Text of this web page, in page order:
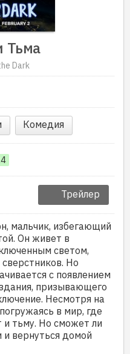
Тьма
Dark
Комедия
Трейлер
мальчик, избегающий
Он живет в
светом,
Но
с появлением
призывающего
Несмотря на
в мир, где
и тьму. Но сможет ли
и вернуться домой